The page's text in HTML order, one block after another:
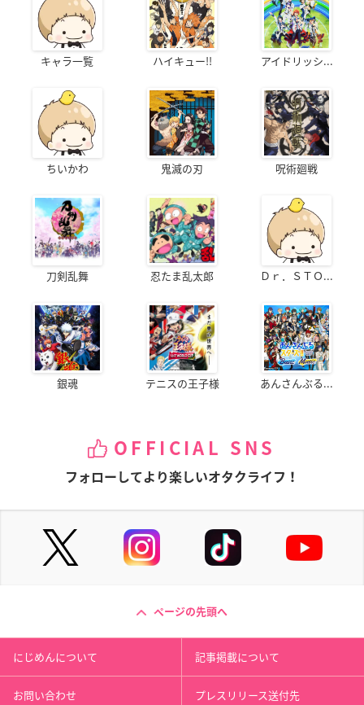
キャラ一覧 ハイキュー!! アイドリッシ...
ちいかわ 鬼滅の刃 呪術廻戦
刀剣乱舞 忍たま乱太郎 Ｄｒ．ＳＴＯ...
銀魂 テニスの王子様 あんさんぶる...
OFFICIAL SNS
フォローしてより楽しいオタクライフ！
ページの先頭へ
にじめんについて 記事掲載について
お問い合わせ プレスリリース送付先